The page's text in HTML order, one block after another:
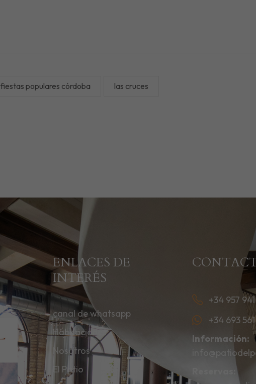
fiestas populares córdoba las cruces
ENLACES DE
INTERÉS
canal de whatsapp
Habitaciones
Nosotros
El Patio
+34 957
+34 693
Información: